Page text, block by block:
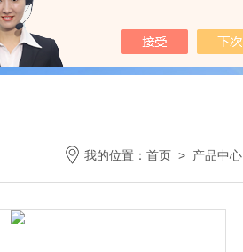
我的位置： 首页 > 产品中心